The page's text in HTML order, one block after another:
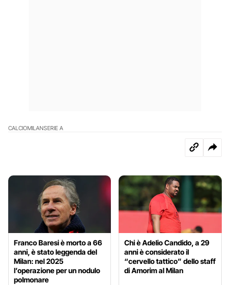
CALCIOMILANSERIE A
Franco Baresi è morto a 66
anni, è stato leggenda del
Milan: nel 2025
l’operazione per un nodulo
polmonare
Chi è Adelio Candido, a 29
anni è considerato il
“cervello tattico” dello staff
di Amorim al Milan